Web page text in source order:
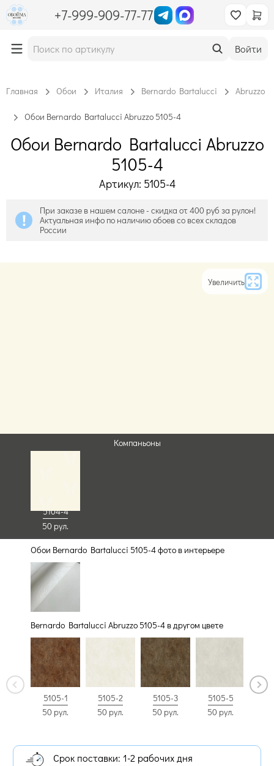
+7-999-909-77-77
Войти
Главная Обои Италия Bernardo Bartalucci Abruzzo
Обои Bernardo Bartalucci Abruzzo 5105-4
Обои Bernardo Bartalucci Abruzzo
5105-4
Артикул: 5105-4
При заказе в нашем салоне - скидка от 400 руб за рулон!
Актуальная инфо по наличию обоев со всех складов
России
Увеличить
Компаньоны
5104-4
50 рул.
Обои Bernardo Bartalucci 5105-4 фото в интерьере
Bernardo Bartalucci Abruzzo 5105-4 в другом цвете
5105-1
50 рул.
5105-2
50 рул.
5105-3
50 рул.
5105-5
50 рул.
Срок поставки: 1-2 рабочих дня